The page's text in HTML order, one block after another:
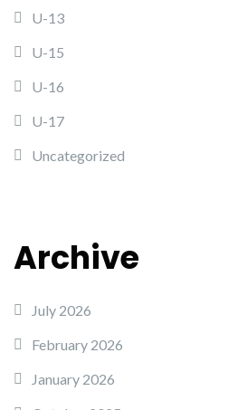
U-13
U-15
U-16
U-17
Uncategorized
Archive
July 2026
February 2026
January 2026